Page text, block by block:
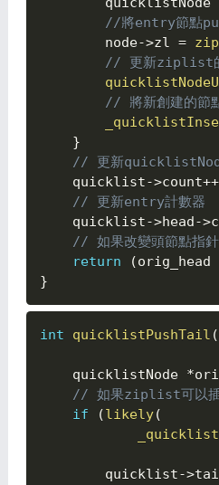
//將entry節點
        node
->zl =
// 更新ziplist
// 將新創建的節
}
// 更新
    quicklist
->count++
// 更新entry計數器
    quicklist
->head->
// 如果改變頭節點指
return
(orig_head
}
int quicklistPushTail (
    quicklistNode
*
// 如果ziplist可以
if
(likely(
        quicklist
->